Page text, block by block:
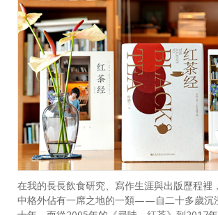
在我的長長飲食研究、寫作生涯與出版歷程裡
中格外佔有一席之地的一類——自二十多歲沉